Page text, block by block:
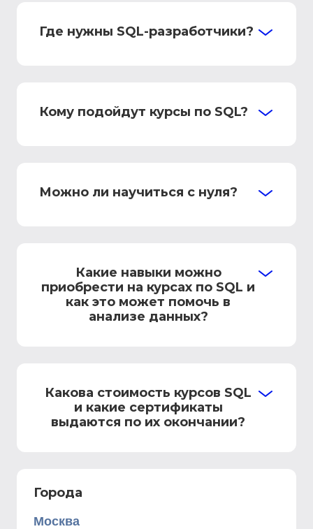
Где нужны SQL-разработчики?
Кому подойдут курсы по SQL?
Можно ли научиться с нуля?
Какие навыки можно
приобрести на курсах по SQL и
как это может помочь в
анализе данных?
Какова стоимость курсов SQL
и какие сертификаты
выдаются по их окончании?
Города
Москва